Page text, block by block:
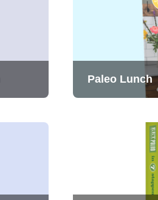
Paleo Lunch